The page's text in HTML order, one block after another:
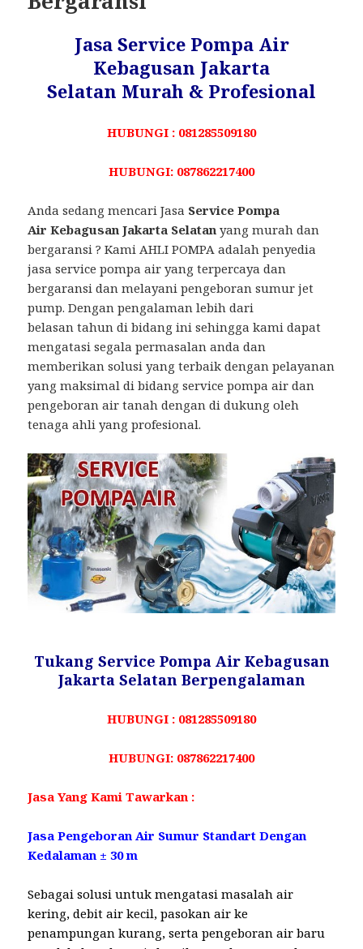
Jasa Service Pompa Air
Kebagusan Jakarta
Selatan Murah & Profesional
HUBUNGI : 081285509180
HUBUNGI: 087862217400
Anda sedang mencari Jasa Service Pompa
Air Kebagusan Jakarta Selatan yang murah dan
bergaransi ? Kami AHLI POMPA adalah penyedia
jasa service pompa air yang terpercaya dan
bergaransi dan melayani pengeboran sumur jet
pump. Dengan pengalaman lebih dari
belasan tahun di bidang ini sehingga kami dapat
mengatasi segala permasalan anda dan
memberikan solusi yang terbaik dengan pelayanan
yang maksimal di bidang service pompa air dan
pengeboran air tanah dengan di dukung oleh
tenaga ahli yang profesional.
Tukang Service Pompa Air Kebagusan
Jakarta Selatan Berpengalaman
HUBUNGI : 081285509180
HUBUNGI: 087862217400
Jasa Yang Kami Tawarkan :
Jasa Pengeboran Air Sumur Standart Dengan
Kedalaman ± 30 m
Sebagai solusi untuk mengatasi masalah air
kering, debit air kecil, pasokan air ke
penampungan kurang, serta pengeboran air baru